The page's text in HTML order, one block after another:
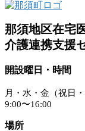
那須地区在宅
介護連携支援
開設曜日・時間
月・水・金（祝日
9:00〜16:00
場所